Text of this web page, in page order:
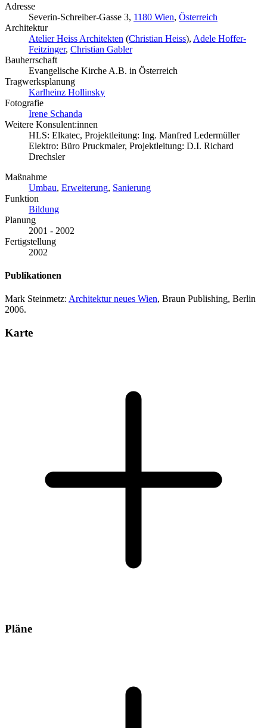
Adresse
Severin-Schreiber-Gasse 3, 1180 Wien, Österreich
Architektur
Atelier Heiss Architekten (Christian Heiss), Adele Hoffer-
Feitzinger, Christian Gabler
Bauherrschaft
Evangelische Kirche A.B. in Österreich
Tragwerksplanung
Karlheinz Hollinsky
Fotografie
Irene Schanda
Weitere Konsulent:innen
HLS: Elkatec, Projektleitung: Ing. Manfred Ledermüller
Elektro: Büro Pruckmaier, Projektleitung: D.I. Richard
Drechsler
Maßnahme
Umbau, Erweiterung, Sanierung
Funktion
Bildung
Planung
2001 - 2002
Fertigstellung
2002
Publikationen
Mark Steinmetz: Architektur neues Wien, Braun Publishing, Berlin
2006.
Karte
Pläne